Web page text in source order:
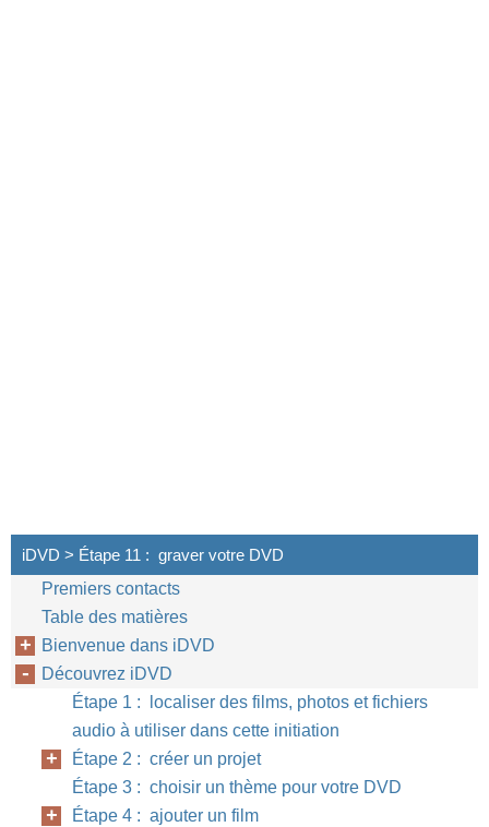
iDVD > Étape 11 : graver votre DVD
Premiers contacts
Table des matières
Bienvenue dans iDVD
Découvrez iDVD
Étape 1 : localiser des films, photos et fichiers
audio à utiliser dans cette initiation
Étape 2 : créer un projet
Étape 3 : choisir un thème pour votre DVD
Étape 4 : ajouter un film